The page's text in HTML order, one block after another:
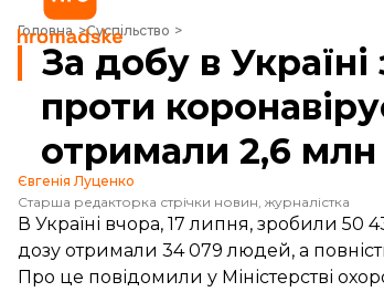
Головна Суспільство
За добу в Україні зробили 50 тисяч щеплень
За добу в
проти
отримали 2,6
Євгенія Луценко
Старша редакторка стрічки новин, журналістка
В Україні вчора, 17 липня, зробили
дозу отримали 34 079 людей, а
Про це повідомили у Міністерстві